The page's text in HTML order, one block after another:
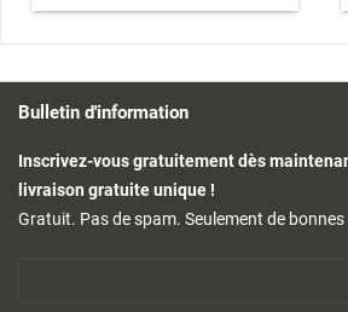
Kit de préhension par aspiration
kit d'impression 3D (incl.
extrudeuse, hotend, plateau
d'impression et filament)
Bulletin d'information
Inscrivez-vous gratuitement dès
livraison gratuite unique !
Gratuit. Pas de spam. Seulement de